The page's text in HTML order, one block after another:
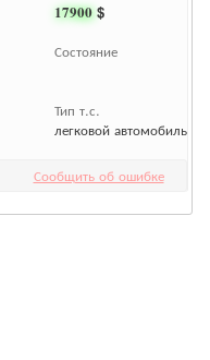
17900 $
Состояние
Тип т.с.
легковой автомобиль
Сообщить об ошибке